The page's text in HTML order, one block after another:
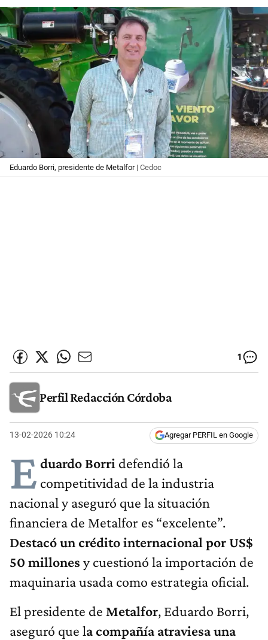
Eduardo Borri, presidente de Metalfor| Cedoc
1
Perfil Redacción Córdoba
13-02-2026 10:24 Agregar PERFIL en Google
E duardo Borri defendió la
competitividad de la industria
nacional y aseguró que la situación
financiera de Metalfor es “excelente”.
Destacó un crédito internacional por US$
50 millones y cuestionó la importación de
maquinaria usada como estrategia oficial.
El presidente de Metalfor, Eduardo Borri,
aseguró que la compañía atraviesa una